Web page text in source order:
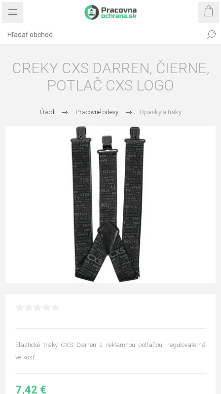
CREKY CXS DARREN, ČIERNE,
POTLAČ CXS LOGO
Úvod Pracovné odevy Opasky a traky
Elastické traky CXS Darren s reklamnou potlačou, regulovateľná
veľkosť.
7,42 €